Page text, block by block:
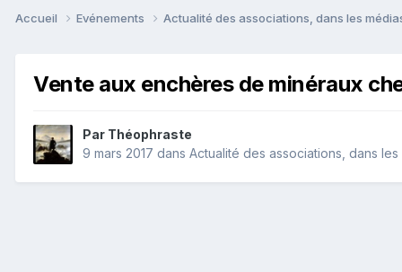
Accueil Evénements Actualité des associations, dans les
Vente aux enchères de minéraux
Par Théophraste
9 mars 2017 dans Actualité des associations, dans les